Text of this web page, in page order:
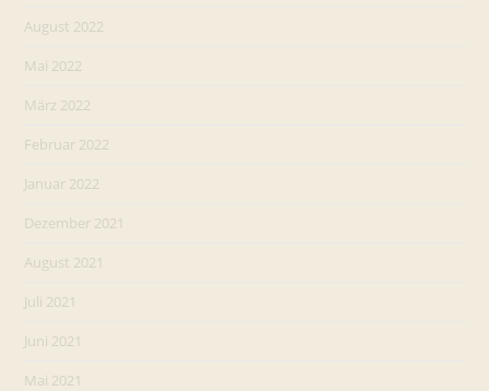
August 2022
Mai 2022
März 2022
Februar 2022
Januar 2022
Dezember 2021
August 2021
Juli 2021
Juni 2021
Mai 2021